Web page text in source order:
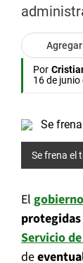
Por
16 de junio
Se frena el
El gobierno
protegidas
Servicio
de